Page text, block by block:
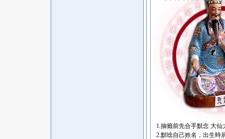
1.抽籤前先合手默念 大
2.默唸自己姓名，出生時